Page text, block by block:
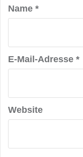
Name *
E-Mail-Adresse *
Website